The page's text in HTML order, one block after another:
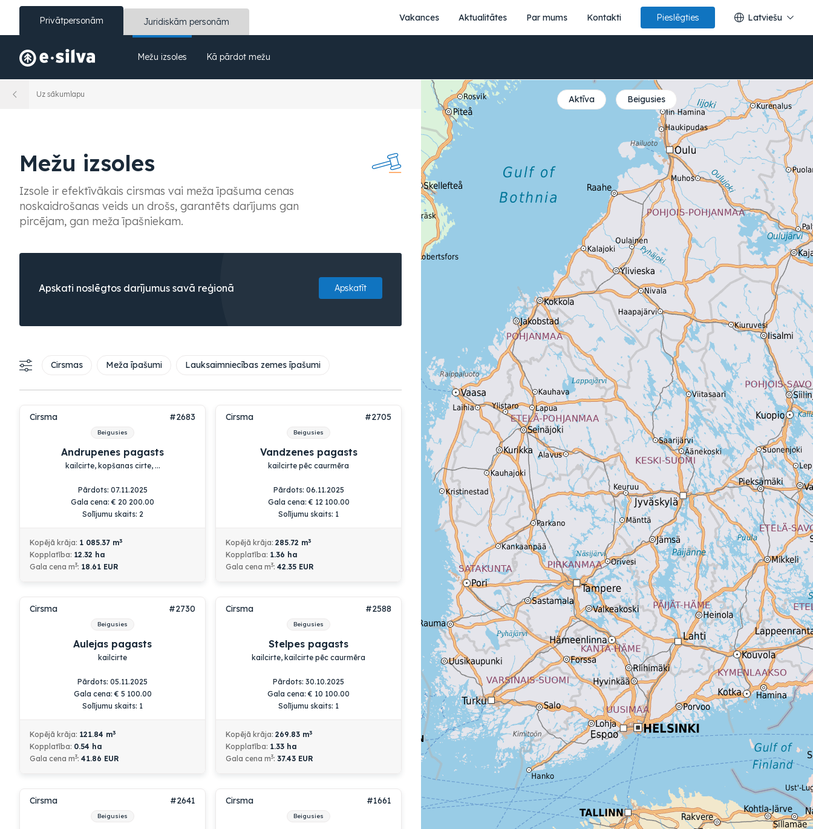
Privātpersonām Juridiskām personām Vakances Aktualitātes Par mums Kontakti Pieslēgties Latviešu
Mežu izsoles Kā pārdot mežu
Uz sākumlapu
Mežu izsoles
Izsole ir efektīvākais cirsmas vai meža īpašuma cenas
noskaidrošanas veids un drošs, garantēts darījums gan
pircējam, gan meža īpašniekam.
Apskati noslēgtos darījumus savā reģionā Apskatīt
Cirsmas Meža īpašumi Lauksaimniecības zemes īpašumi
Cirsma #2683
Beigusies
Andrupenes pagasts
kailcirte, kopšanas cirte, ...
Pārdots: 07.11.2025
Gala cena:€ 20 200.00
Solījumu skaits: 2
Kopējā krāja: 1 085.37 m3
Kopplatība: 12.32 ha
Gala cena m3: 18.61 EUR
Cirsma #2705
Beigusies
Vandzenes pagasts
kailcirte pēc caurmēra
Pārdots: 06.11.2025
Gala cena:€ 12 100.00
Solījumu skaits: 1
Kopējā krāja: 285.72 m3
Kopplatība: 1.36 ha
Gala cena m3: 42.35 EUR
Cirsma #2730
Beigusies
Aulejas pagasts
kailcirte
Pārdots: 05.11.2025
Gala cena:€ 5 100.00
Solījumu skaits: 1
Kopējā krāja: 121.84 m3
Kopplatība: 0.54 ha
Gala cena m3: 41.86 EUR
Cirsma #2588
Beigusies
Stelpes pagasts
kailcirte, kailcirte pēc caurmēra
Pārdots: 30.10.2025
Gala cena:€ 10 100.00
Solījumu skaits: 1
Kopējā krāja: 269.83 m3
Kopplatība: 1.33 ha
Gala cena m3: 37.43 EUR
Cirsma #2641
Beigusies
Cirsma #1661
Beigusies
Aktīva Beigusies